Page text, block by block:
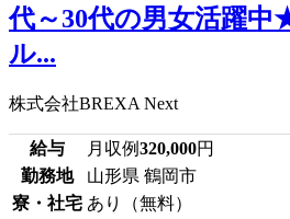
代～30代の男女活躍
ル...
株式会社BREXA Next
給与 月収例320,000円
勤務地
山形県 鶴岡市
寮・社宅 あり（無料）